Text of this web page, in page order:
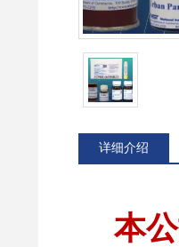
详细介绍
本